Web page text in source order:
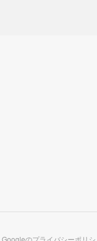
Googleのプライバシーポリシ